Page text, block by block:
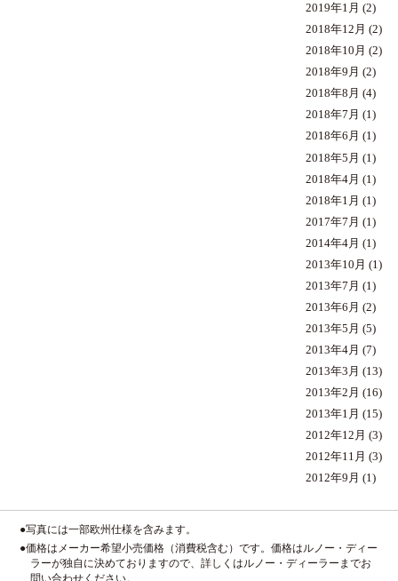
2019年1月 (2)
2018年12月 (2)
2018年10月 (2)
2018年9月 (2)
2018年8月 (4)
2018年7月 (1)
2018年6月 (1)
2018年5月 (1)
2018年4月 (1)
2018年1月 (1)
2017年7月 (1)
2014年4月 (1)
2013年10月 (1)
2013年7月 (1)
2013年6月 (2)
2013年5月 (5)
2013年4月 (7)
2013年3月 (13)
2013年2月 (16)
2013年1月 (15)
2012年12月 (3)
2012年11月 (3)
2012年9月 (1)
●写真には一部欧州仕様を含みます。
●価格はメーカー希望小売価格（消費税含む）です。価格はルノー・ディー
ラーが独自に決めておりますので、詳しくはルノー・ディーラーまでお
問い合わせください。